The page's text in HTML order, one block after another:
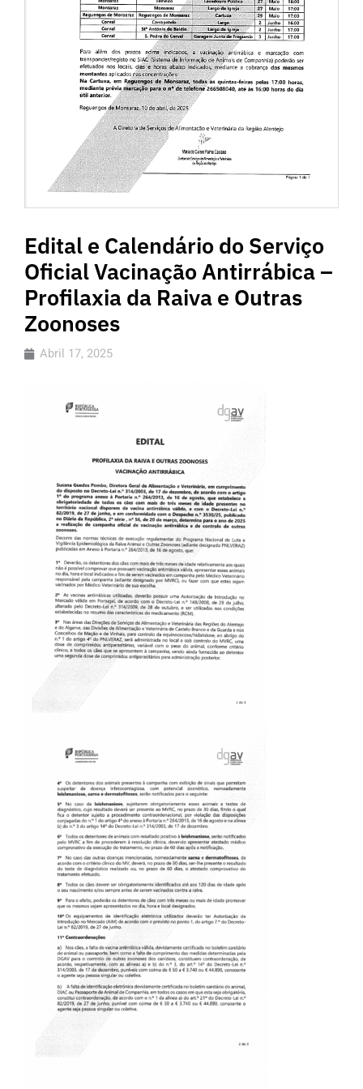
Edital e Calendário do Serviço
Oficial Vacinação Antirrábica –
Profilaxia da Raiva e Outras
Zoonoses
Abril 17, 2025